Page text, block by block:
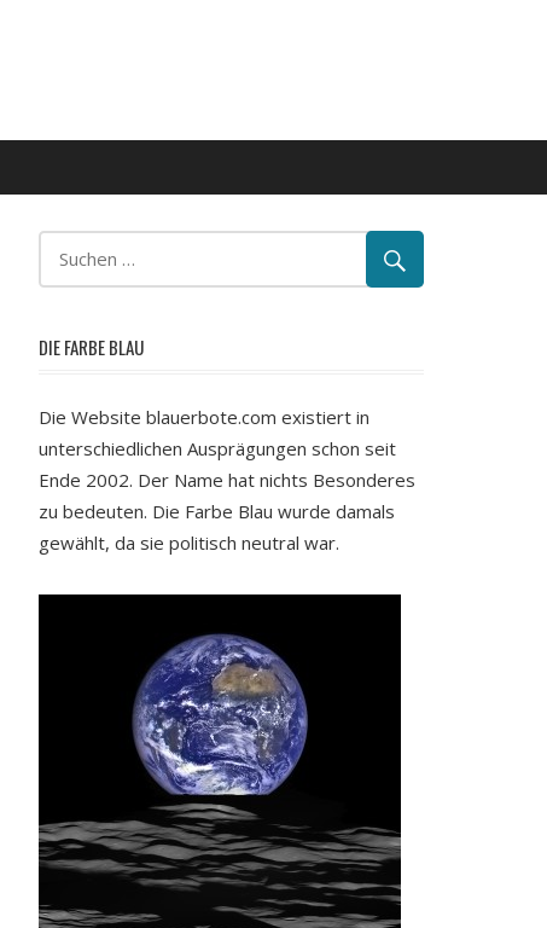
DIE FARBE BLAU
Die Website blauerbote.com existiert in
unterschiedlichen Ausprägungen schon seit
Ende 2002. Der Name hat nichts Besonderes
zu bedeuten. Die Farbe Blau wurde damals
gewählt, da sie politisch neutral war.